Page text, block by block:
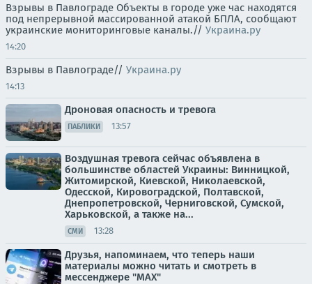
Взрывы в Павлограде Объекты в городе уже час находятся
под непрерывной массированной атакой БПЛА, сообщают
украинские мониторинговые каналы.// Украина.ру
14:20
Взрывы в Павлограде// Украина.ру
14:13
Дроновая опасность и тревога
ПАБЛИКИ 13:57
Воздушная тревога сейчас объявлена в
большинстве областей Украины: Винницкой,
Житомирской, Киевской, Николаевской,
Одесской, Кировоградской, Полтавской,
Днепропетровской, Черниговской, Сумской,
Харьковской, а также на...
СМИ 13:28
Друзья, напоминаем, что теперь наши
материалы можно читать и смотреть в
мессенджере "МАХ"